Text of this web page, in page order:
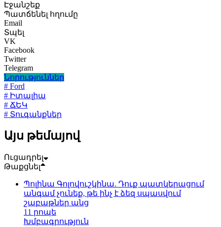
Էջանշեք
Պատճենել հղումը
Email
Տպել
VK
Facebook
Twitter
Telegram
Նորություններ
# Ford
# Իտալիա
# ՃԵԿ
# Տուգանքներ
Այս թեմայով
Ուցադրել
Թաքցնել
Պոլինա Գոլովուշկինա. Դուք պատկերացում
անգամ չունեք, թե ինչ է ձեզ սպասվում
շաբաթներ անց
11 րոպե
Խմբագրություն